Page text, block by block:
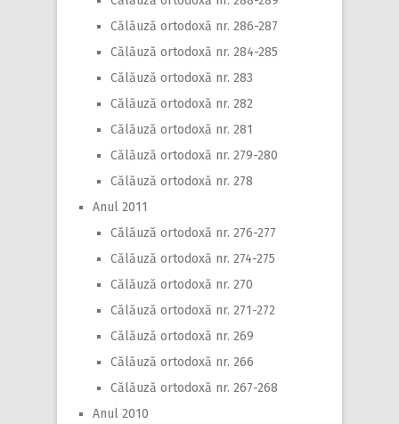
Călăuză ortodoxă nr. 286-287
Călăuză ortodoxă nr. 284-285
Călăuză ortodoxă nr. 283
Călăuză ortodoxă nr. 282
Călăuză ortodoxă nr. 281
Călăuză ortodoxă nr. 279-280
Călăuză ortodoxă nr. 278
Anul 2011
Călăuză ortodoxă nr. 276-277
Călăuză ortodoxă nr. 274-275
Călăuză ortodoxă nr. 270
Călăuză ortodoxă nr. 271-272
Călăuză ortodoxă nr. 269
Călăuză ortodoxă nr. 266
Călăuză ortodoxă nr. 267-268
Anul 2010